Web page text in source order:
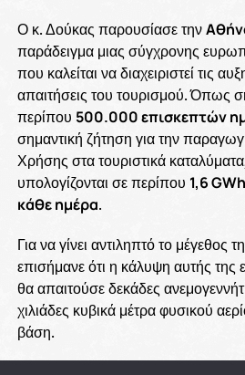
Ο κ. Δούκας παρουσίασε την
παράδειγμα μιας σύγχρονης
που καλείται να διαχειριστεί τις
απαιτήσεις του τουρισμού. Όπως
περίπου 500.000 επισκεπτών
σημαντική ζήτηση για την
Χρήσης στα τουριστικά
υπολογίζονται σε περίπου 1,6
κάθε ημέρα.
Για να γίνει αντιληπτό το μέγεθος
επισήμανε ότι η κάλυψη αυτής της
θα απαιτούσε δεκάδες
χιλιάδες κυβικά μέτρα φυσικού
βάση.